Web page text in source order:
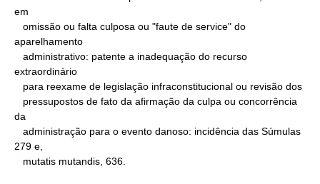
em
aparelhamento
extraordinário
da
279 e,
   mutatis mutandis, 636.